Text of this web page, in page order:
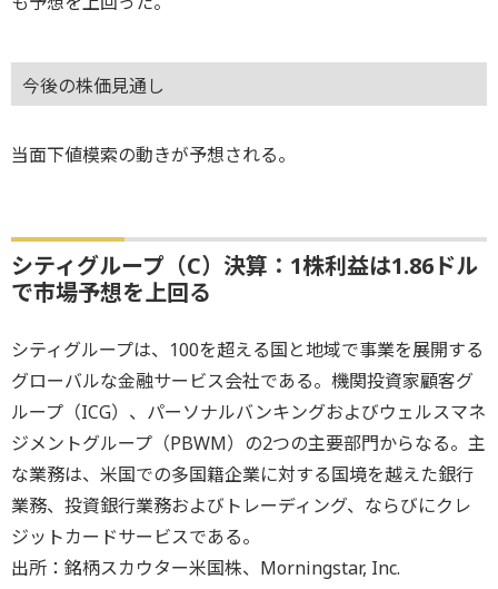
今後の株価見通し
当面下値模索の動きが予想される。
シティグループ（C）決算：1株利益は1.86ドル
で市場予想を上回る
シティグループは、100を超える国と地域で事業を展開する
グローバルな金融サービス会社である。機関投資家顧客グ
ループ（ICG）、パーソナルバンキングおよびウェルスマネ
ジメントグループ（PBWM）の2つの主要部門からなる。主
な業務は、米国での多国籍企業に対する国境を越えた銀行
業務、投資銀行業務およびトレーディング、ならびにクレ
ジットカードサービスである。
出所：銘柄スカウター米国株、Morningstar, Inc.